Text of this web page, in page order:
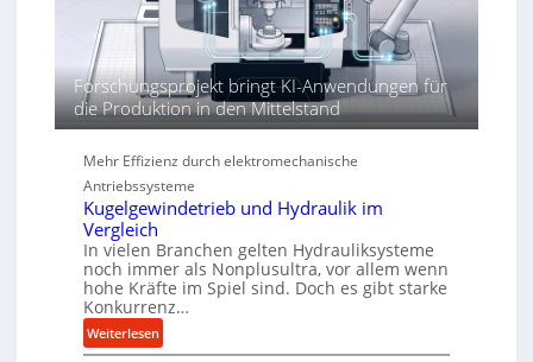
e
d
i
e
e
r
f
o
r
m
a
n
c
Forschungsprojekt bringt KI-Anwendungen für
die Produktion in den Mittelstand
Mehr Effizienz durch elektromechanische
Antriebssysteme
Kugelgewindetrieb und Hydraulik im
Vergleich
In vielen Branchen gelten Hydrauliksysteme
noch immer als Nonplusultra, vor allem wenn
hohe Kräfte im Spiel sind. Doch es gibt starke
Konkurrenz…
Weiterlesen:
K